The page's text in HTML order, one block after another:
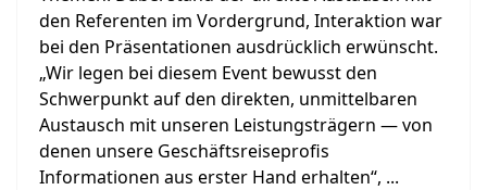
den Referenten im Vordergrund, Interaktion war
bei den Präsentationen ausdrücklich erwünscht.
„Wir legen bei diesem Event bewusst den
Schwerpunkt auf den direkten, unmittelbaren
Austausch mit unseren Leistungsträgern — von
denen unsere Geschäftsreiseprofis
Informationen aus erster Hand erhalten“, ...